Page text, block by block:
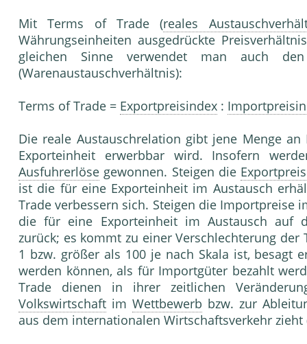
Mit Terms of Trade (reales
Währungseinheiten ausgedrückte
gleichen Sinne verwendet man auch
(Warenaustauschverhältnis):
Terms of Trade = Exportpreisindex :
Die reale Austauschrelation gibt jene Menge
Exporteinheit erwerbbar wird. Insofern
Ausfuhrerlöse gewonnen. Steigen die Exportpreis
ist die für eine Exporteinheit im Austausch
Trade verbessern sich. Steigen die Importpreise
die für eine Exporteinheit im Austausch auf
zurück; es kommt zu einer Verschlechterung
1 bzw. größer als 100 je nach Skala ist, besagt
werden können, als für Importgüter bezahlt
Trade dienen in ihrer zeitlichen
Volkswirtschaft im Wettbewerb bzw. zur
aus dem internationalen Wirtschaftsverkehr zieht